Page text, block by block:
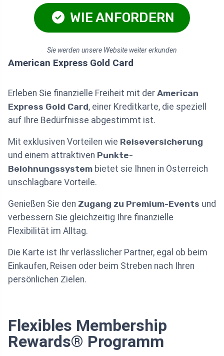
WIE ANFORDERN
Sie werden unsere Website weiter erkunden
American Express Gold Card
Erleben Sie finanzielle Freiheit mit der American
Express Gold Card, einer Kreditkarte, die speziell
auf Ihre Bedürfnisse abgestimmt ist.
Mit exklusiven Vorteilen wie Reiseversicherung
und einem attraktiven Punkte-
Belohnungssystem bietet sie Ihnen in Österreich
unschlagbare Vorteile.
Genießen Sie den Zugang zu Premium-Events und
verbessern Sie gleichzeitig Ihre finanzielle
Flexibilität im Alltag.
Die Karte ist Ihr verlässlicher Partner, egal ob beim
Einkaufen, Reisen oder beim Streben nach Ihren
persönlichen Zielen.
Flexibles Membership
Rewards® Programm